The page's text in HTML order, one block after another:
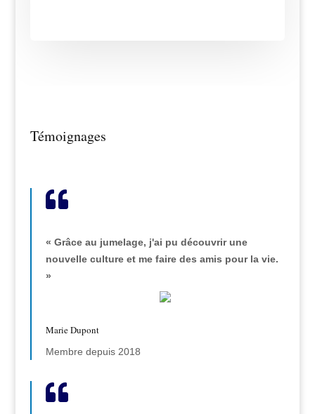
Témoignages

« Grâce au jumelage, j'ai pu découvrir une
nouvelle culture et me faire des amis pour la vie.
»
Marie Dupont
Membre depuis 2018
